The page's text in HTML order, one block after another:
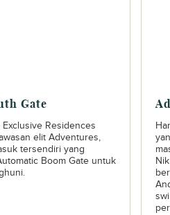
Gate
Residences
elit Adventures,
tersendiri yang
Boom Gate untuk